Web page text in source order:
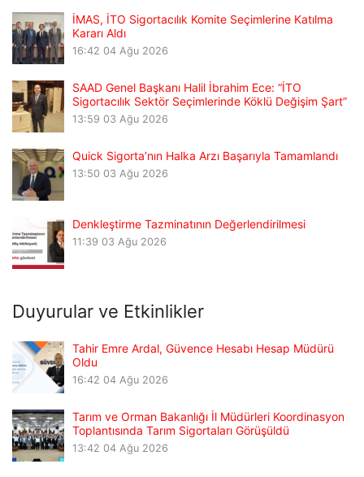
İMAS, İTO Sigortacılık Komite Seçimlerine Katılma
Kararı Aldı
16:42 04 Ağu 2026
SAAD Genel Başkanı Halil İbrahim Ece: “İTO
Sigortacılık Sektör Seçimlerinde Köklü Değişim Şart”
13:59 03 Ağu 2026
Quick Sigorta’nın Halka Arzı Başarıyla Tamamlandı
13:50 03 Ağu 2026
Denkleştirme Tazminatının Değerlendirilmesi
11:39 03 Ağu 2026
Duyurular ve Etkinlikler
Tahir Emre Ardal, Güvence Hesabı Hesap Müdürü
Oldu
16:42 04 Ağu 2026
Tarım ve Orman Bakanlığı İl Müdürleri Koordinasyon
Toplantısında Tarım Sigortaları Görüşüldü
13:42 04 Ağu 2026